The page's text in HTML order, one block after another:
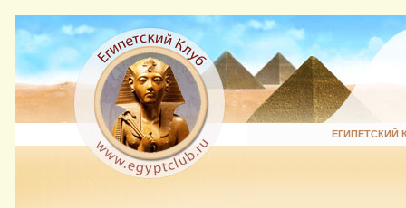
ЕГИПЕТСКИЙ